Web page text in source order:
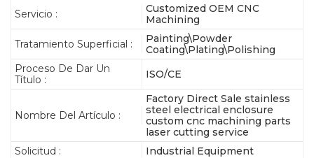
Servicio :
Customized OEM CNC
Machining
Tratamiento Superficial :
Painting\Powder
Coating\Plating\Polishing
Proceso De Dar Un
Título :
ISO/CE
Nombre Del Artículo :
Factory Direct Sale stainless
steel electrical enclosure
custom cnc machining parts
laser cutting service
Solicitud :
Industrial Equipment